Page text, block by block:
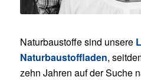
Naturbaustoffe sind unsere
Naturbaustoffladen,
zehn Jahren auf der Suche